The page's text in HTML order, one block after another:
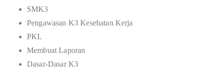
SMK3
Pengawasan K3 Kesehatan Kerja
PKL
Membuat Laporan
Dasar-Dasar K3